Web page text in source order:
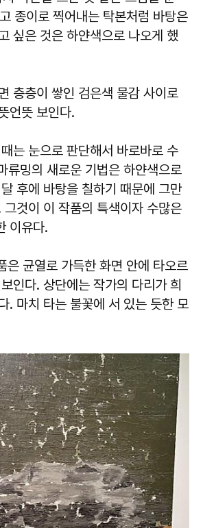
종이로 찍어내는 탁본처럼 바탕은
싶은 것은 하얀색으로 나오게 했
층층이 쌓인 검은색 물감 사이로
언뜻 보인다.
는 눈으로 판단해서 바로바로 수
류밍의 새로운 기법은 하얀색으로
후에 바탕을 칠하기 때문에 그만
그것이 이 작품의 특색이자 수많은
이유다.
균열로 가득한 화면 안에 타오르
인다. 상단에는 작가의 다리가 희
. 마치 타는 불꽃에 서 있는 듯한 모